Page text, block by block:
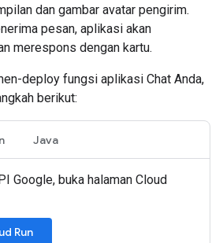
dan gambar avatar pengirim.
pesan, aplikasi akan
merespons dengan kartu.
deploy fungsi aplikasi Chat Anda,
berikut:
Java
Google, buka halaman Cloud
Run